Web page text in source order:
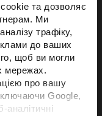
та дозволяє
Ми
трафіку,
до ваших
щоб ви могли
мережах.
про вашу
Google,
аналітичні